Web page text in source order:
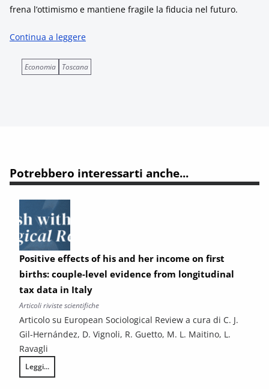
frena l’ottimismo e mantiene fragile la fiducia nel futuro.
Continua a leggere
Economia Toscana
Potrebbero interessarti anche...
Positive effects of his and her income on first
births: couple-level evidence from longitudinal
tax data in Italy
Articoli riviste scientifiche
Articolo su European Sociological Review a cura di C. J.
Gil-Hernández, D. Vignoli, R. Guetto, M. L. Maitino, L.
Ravagli
Leggi...
Positive effects of his and her income on first births: couple-level